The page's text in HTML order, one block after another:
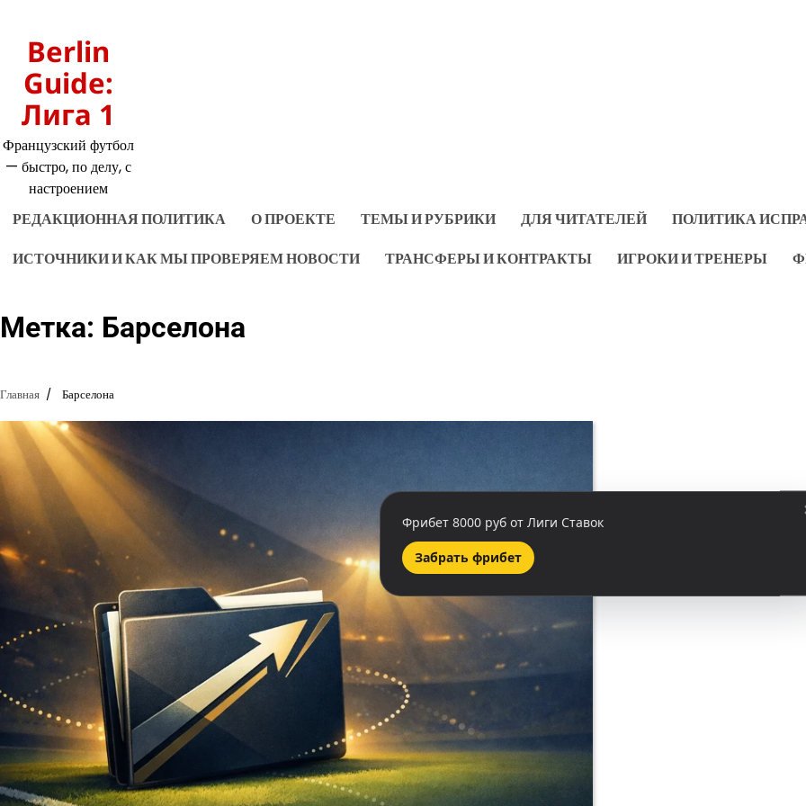
содержимому
Berlin
Guide:
Лига 1
Французский футбол
— быстро, по делу, с
настроением
РЕДАКЦИОННАЯ ПОЛИТИКА
О ПРОЕКТЕ ТЕМЫ И РУБРИКИ ДЛЯ ЧИТАТЕЛЕЙ
ПОЛИТИКА
ИСТОЧНИКИ И КАК МЫ ПРОВЕРЯЕМ НОВОСТИ
ТРАНСФЕРЫ И КОНТРАКТЫ ИГРОКИ И ТРЕНЕРЫ
Метка: Барселона
Главная Барселона
Фрибет 8000 руб от Лиги Ставок
Забрать фрибет